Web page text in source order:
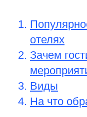
отелях
Зачем
Виды
На что